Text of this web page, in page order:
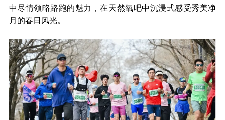
中尽情领略路跑的魅力，在天然氧吧中沉浸式感受秀美净
月的春日风光。